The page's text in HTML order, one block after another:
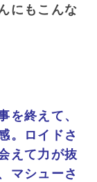
にもこんな
を終えて、
。ロイドさ
えて力が抜
マシューさ